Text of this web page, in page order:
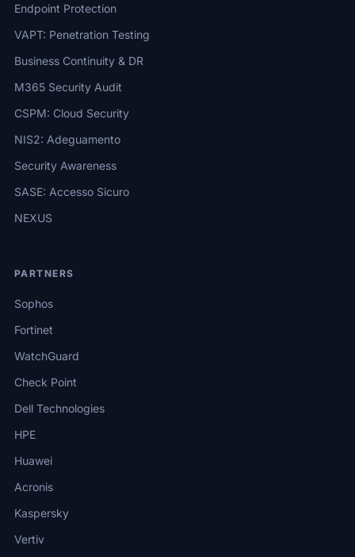
Endpoint Protection
VAPT: Penetration Testing
Business Continuity & DR
M365 Security Audit
CSPM: Cloud Security
NIS2: Adeguamento
Security Awareness
SASE: Accesso Sicuro
NEXUS
PARTNERS
Sophos
Fortinet
WatchGuard
Check Point
Dell Technologies
HPE
Huawei
Acronis
Kaspersky
Vertiv